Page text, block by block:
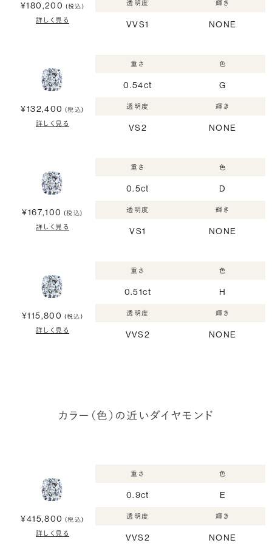
¥180,200 (税込)
詳しく見る
透明度
VVS1
輝き
NONE
¥132,400 (税込)
詳しく見る
重さ
0.54ct
色
G
透明度
VS2
輝き
NONE
¥167,100 (税込)
詳しく見る
重さ
0.5ct
色
D
透明度
VS1
輝き
NONE
¥115,800 (税込)
詳しく見る
重さ
0.51ct
色
H
透明度
VVS2
輝き
NONE
カラー（色）の近いダイヤモンド
¥415,800 (税込)
詳しく見る
重さ
0.9ct
色
E
透明度
VVS2
輝き
NONE